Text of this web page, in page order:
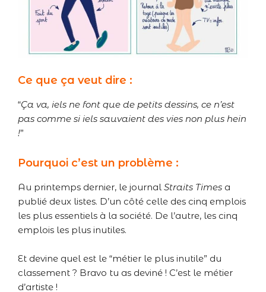
Ce que ça veut dire :
“Ça va, iels ne font que de petits dessins, ce n’est
pas comme si iels sauvaient des vies non plus hein
!”
Pourquoi c’est un problème :
Au printemps dernier, le journal Straits Times a
publié deux listes. D’un côté celle des cinq emplois
les plus essentiels à la société. De l’autre, les cinq
emplois les plus inutiles.
Et devine quel est le “métier le plus inutile” du
classement ? Bravo tu as deviné ! C’est le métier
d’artiste !